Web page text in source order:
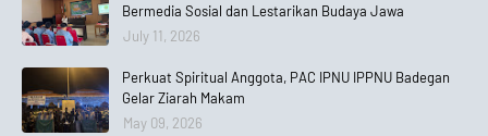
Bermedia Sosial dan Lestarikan Budaya Jawa
July 11, 2026
Perkuat Spiritual Anggota, PAC IPNU IPPNU Badegan
Gelar Ziarah Makam
May 09, 2026